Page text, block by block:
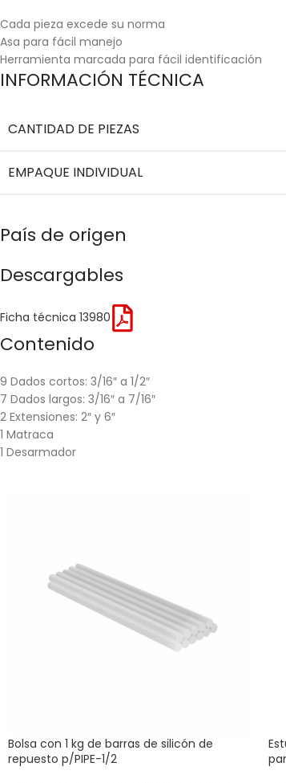
Cada pieza excede su norma
Asa para fácil manejo
Herramienta marcada para fácil identificación
INFORMACIÓN TÉCNICA
CANTIDAD DE PIEZAS
EMPAQUE INDIVIDUAL
País de origen
Descargables
Ficha técnica 13980
Contenido
9 Dados cortos: 3/16″ a 1/2″
7 Dados largos: 3/16″ a 7/16″
2 Extensiones: 2″ y 6″
1 Matraca
1 Desarmador
Bolsa con 1 kg de barras de silicón de
repuesto p/PIPE-1/2